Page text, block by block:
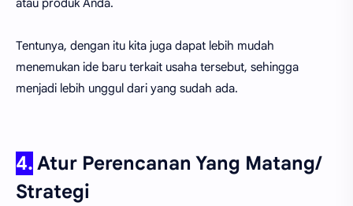
atau produk Anda.
Tentunya, dengan itu kita juga dapat lebih mudah
menemukan ide baru terkait usaha tersebut, sehingga
menjadi lebih unggul dari yang sudah ada.
4. Atur Perencanan Yang Matang/
Strategi